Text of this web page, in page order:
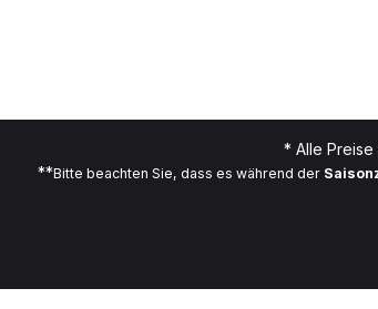
* Alle
**Bitte beachten Sie, dass es während der